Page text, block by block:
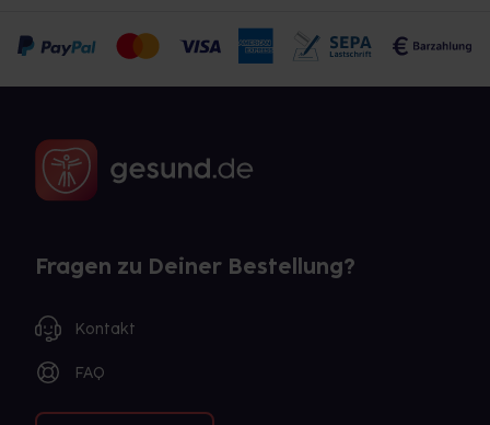
Fragen zu Deiner Bestellung?
Kontakt
FAQ